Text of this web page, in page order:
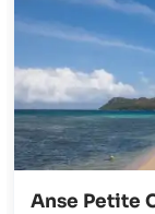
Anse Petite